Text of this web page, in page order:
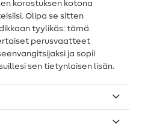
korostuksen kotona
Olipa se sitten
tyylikäs: tämä
perusvaatteet
ja sopii
sen tietynlaisen lisän.